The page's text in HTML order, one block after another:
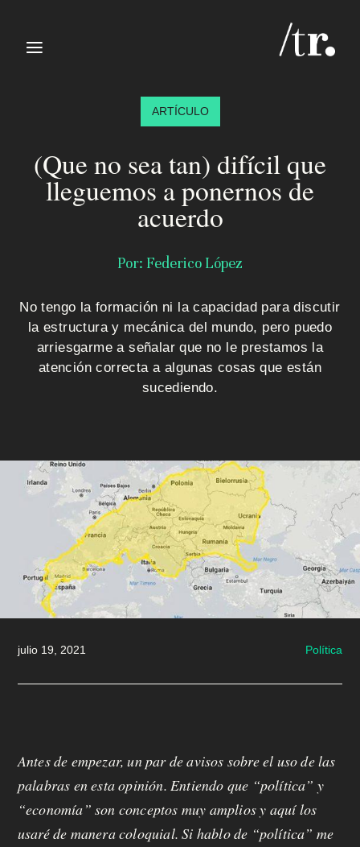
≡
i
c
i
Q
u
i
é
n
e
s
s
o
s
ARTÍCULO
(Que no sea tan) difícil que
lleguemos a ponernos de
acuerdo
Por: Federico López
No tengo la formación ni la capacidad para discutir
la estructura y mecánica del mundo, pero puedo
arriesgarme a señalar que no le prestamos la
atención correcta a algunas cosas que están
sucediendo.
julio 19, 2021 Política
Antes de empezar, un par de avisos sobre el uso de las
palabras en esta opinión. Entiendo que “política” y
“economía” son conceptos muy amplios y aquí los
usaré de manera coloquial. Si hablo de “política” me